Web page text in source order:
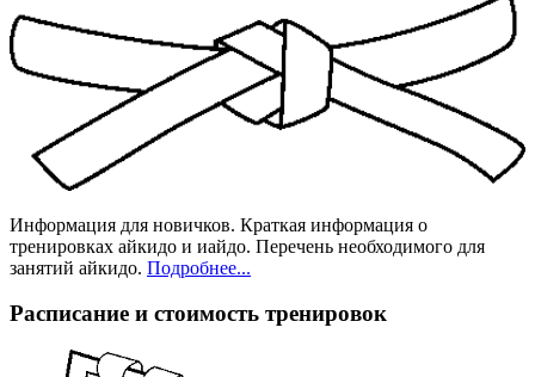
Информация для новичков. Краткая информация о
тренировках айкидо и иайдо. Перечень необходимого для
занятий айкидо. Подробнее...
Расписание и стоимость тренировок